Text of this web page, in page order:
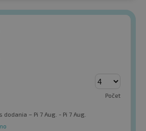
Počet
dodania – Pi 7 Aug. - Pi 7 Aug.